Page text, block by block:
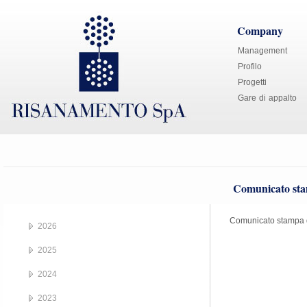
Company
Management
Profilo
Progetti
Gare di appalto
Comunicato
Comunicato
2026
2025
2024
2023